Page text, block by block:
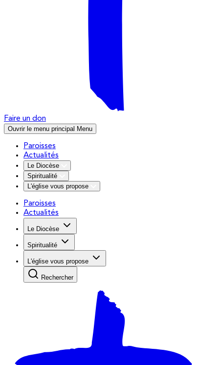
Faire un don
Ouvrir le menu principal Menu
Paroisses
Actualités
Le Diocèse
Spiritualité
L'église vous propose
Paroisses
Actualités
Le Diocèse
Spiritualité
L'église vous propose
Rechercher